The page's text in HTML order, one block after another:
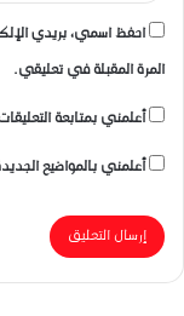
احفظ اسمي، بريدي
المرة المقبلة في تعليقي.
أعلمني بمتابعة
أعلمني بالمواضيع